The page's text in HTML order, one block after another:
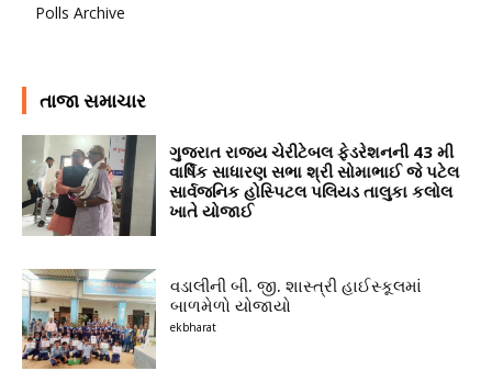
Polls Archive
તાજા સમાચાર
ગુજરાત રાજ્ય ચેરીટેબલ ફેડરેશનની 43 મી
વાર્ષિક સાધારણ સભા શ્રી સોમાભાઈ જે પટેલ
સાર્વજનિક હોસ્પિટલ પલિયડ તાલુકા કલોલ
ખાતે યોજાઈ
વડાલીની બી. જી. શાસ્ત્રી હાઈસ્કૂલમાં
બાળમેળો યોજાયો
ekbharat